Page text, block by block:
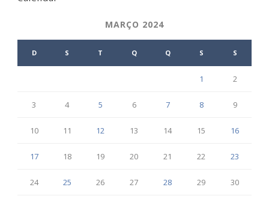
MARÇO 2024
D S T Q Q S S
1 2
3 4 5 6 7 8 9
10 11 12 13 14 15 16
17 18 19 20 21 22 23
24 25 26 27 28 29 30